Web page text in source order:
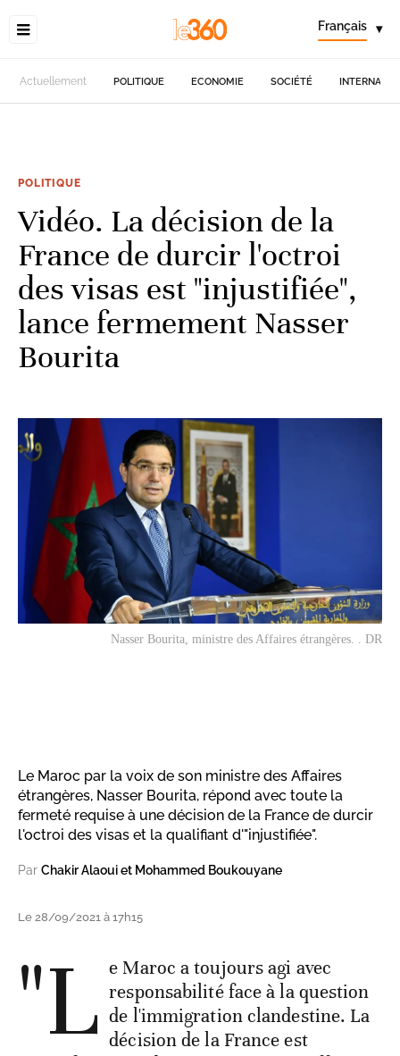
Français ▾
Actuellement POLITIQUE ECONOMIE SOCIÉTÉ
POLITIQUE
Vidéo. La décision de la
France de durcir l'octroi
des visas est "injustifiée",
lance fermement Nasser
Bourita
Nasser Bourita, ministre des Affaires étrangères. . DR
Le Maroc par la voix de son ministre des Affaires
étrangères, Nasser Bourita, répond avec toute la
fermeté requise à une décision de la France de durcir
l'octroi des visas et la qualifiant d'"injustifiée".
Par Chakir Alaoui et Mohammed Boukouyane
Le 28/09/2021 à 17h15
"L e Maroc a toujours agi avec
responsabilité face à la question
de l'immigration clandestine. La
décision de la France est